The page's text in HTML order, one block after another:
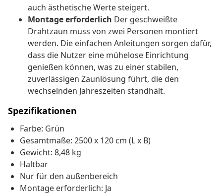
auch ästhetische Werte steigert.
Montage erforderlich Der geschweißte
Drahtzaun muss von zwei Personen montiert
werden. Die einfachen Anleitungen sorgen dafür,
dass die Nutzer eine mühelose Einrichtung
genießen können, was zu einer stabilen,
zuverlässigen Zaunlösung führt, die den
wechselnden Jahreszeiten standhält.
Spezifikationen
Farbe: Grün
Gesamtmaße: 2500 x 120 cm (L x B)
Gewicht: 8,48 kg
Haltbar
Nur für den außenbereich
Montage erforderlich: Ja